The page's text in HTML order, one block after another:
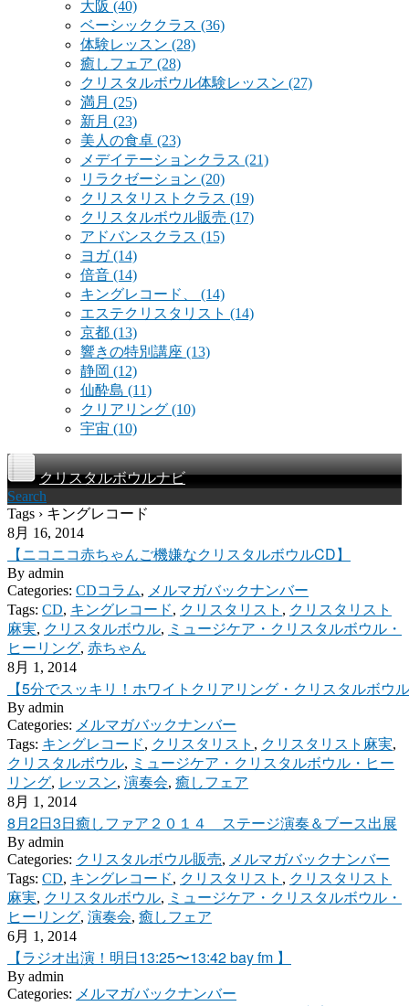
大阪 (40)
ベーシッククラス (36)
体験レッスン (28)
癒しフェア (28)
クリスタルボウル体験レッスン (27)
満月 (25)
新月 (23)
美人の食卓 (23)
メデイテーションクラス (21)
リラクゼーション (20)
クリスタリストクラス (19)
クリスタルボウル販売 (17)
アドバンスクラス (15)
ヨガ(14)
倍音 (14)
キングレコード、 (14)
エステクリスタリスト (14)
京都 (13)
響きの特別講座 (13)
静岡 (12)
仙酔島 (11)
クリアリング (10)
宇宙 (10)
クリスタルボウルナビ
Search
Tags › キングレコード
8月 16, 2014
【ニコニコ赤ちゃんご機嫌なクリスタルボウルCD】
By admin
Categories: CDコラム, メルマガバックナンバー
Tags: CD, キングレコード, クリスタリスト , クリスタリスト
麻実, クリスタルボウル, ミュージケア・クリスタルボウル・
ヒーリング, 赤ちゃん
8月 1, 2014
【5分でスッキリ！ホワイトクリアリング・クリスタルボウ
By admin
Categories: メルマガバックナンバー
Tags: キングレコード, クリスタリスト , クリスタリスト麻実,
クリスタルボウル, ミュージケア・クリスタルボウル・ヒー
リング, レッスン, 演奏会, 癒しフェア
8月 1, 2014
8月2日3日癒しファア２０１４ ステージ演奏＆ブース出展
By admin
Categories: クリスタルボウル販売, メルマガバックナンバー
Tags: CD, キングレコード, クリスタリスト , クリスタリスト
麻実, クリスタルボウル, ミュージケア・クリスタルボウル・
ヒーリング, 演奏会, 癒しフェア
6月 1, 2014
【ラジオ出演！明日13:25〜13:42 bay fm 】
By admin
Categories: メルマガバックナンバー